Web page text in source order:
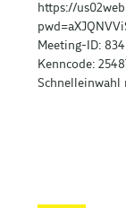
https://
Meeting-ID:
Kenncode:
Schnelleinwahl